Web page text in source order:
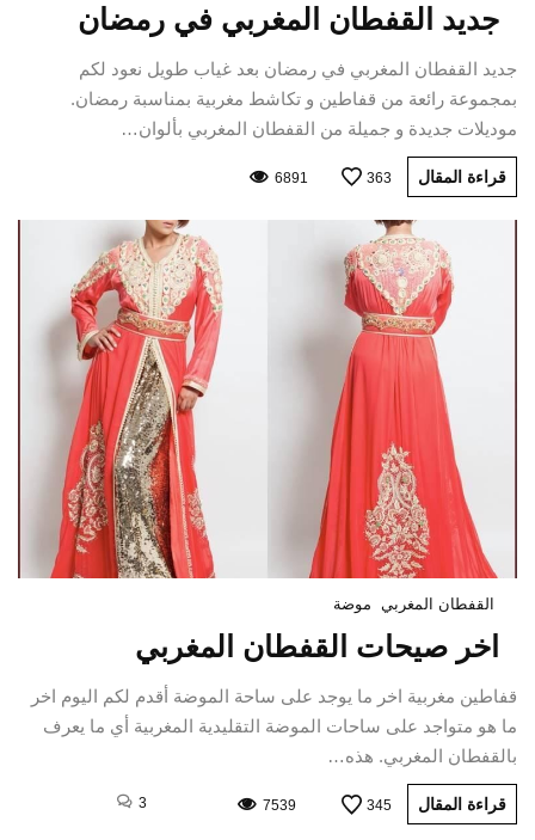
جديد القفطان المغربي في رمضان
جديد القفطان المغربي في رمضان بعد غياب طويل نعود لكم
بمجموعة رائعة من قفاطين و تكاشط مغربية بمناسبة رمضان.
موديلات جديدة و جميلة من القفطان المغربي بألوان…
قراءة المقال 363
6891
القفطان المغربي موضة
اخر صيحات القفطان المغربي
قفاطين مغربية اخر ما يوجد على ساحة الموضة أقدم لكم اليوم اخر
ما هو متواجد على ساحات الموضة التقليدية المغربية أي ما يعرف
بالقفطان المغربي. هذه…
قراءة المقال 345
7539
3